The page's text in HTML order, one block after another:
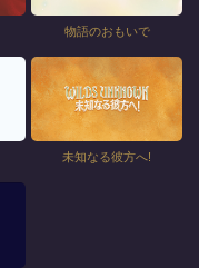
物語のおもいで
未知なる彼方へ!